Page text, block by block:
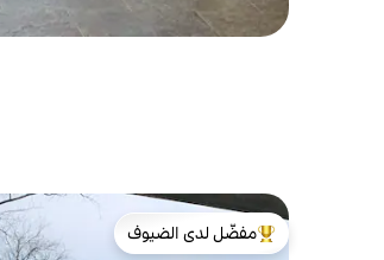
من أبرز البيوت المفضّلة لدى الضيوف
مفضّل لدى الضيوف